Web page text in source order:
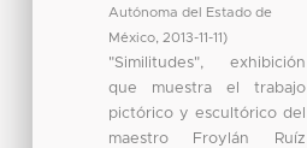
Autónoma del Estado de
México, 2013-11-11)
"Similitudes", exhibición
que muestra el trabajo
pictórico y escultórico del
maestro Froylán Ruíz